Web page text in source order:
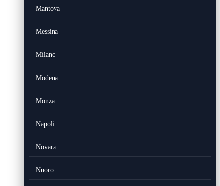
Mantova
Messina
Milano
Modena
Monza
Napoli
Novara
Nuoro